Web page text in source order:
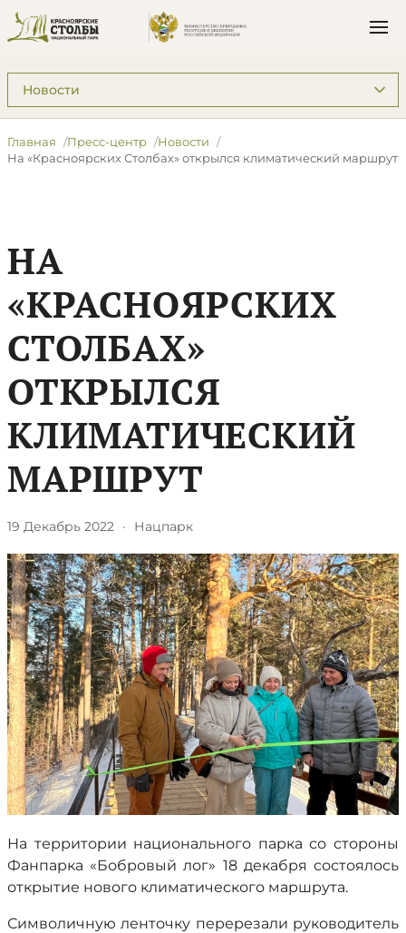
Подразделы: Пресс-центр
Главная Пресс-центр
Новости
На «Красноярских Столбах» открылся климатический маршрут
НА
«КРАСНОЯРСКИХ
СТОЛБАХ»
ОТКРЫЛСЯ
КЛИМАТИЧЕСКИЙ
МАРШРУТ
19 Декабрь 2022 · Нацпарк
На территории национального парка со стороны
Фанпарка «Бобровый лог» 18 декабря состоялось
открытие нового климатического маршрута.
Символичную ленточку перерезали руководитель